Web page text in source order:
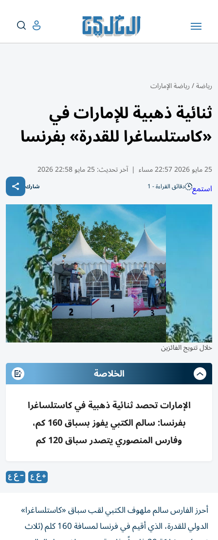
رياضة/رياضة الإمارات
ثنائية ذهبية للإمارات في
«كاستلساغرا للقدرة» بفرنسا
25 مايو 2026 22:57 مساء | آخر تحديث:25 مايو 22:58 2026
استمع دقائق القراءة - 1 شارك
خلال تتويج الفائزين
الخلاصة
الإمارات تحصد ثنائية ذهبية في كاستلساغرا
بفرنسا: سالم الكتبي يفوز بسباق 160 كم،
وفارس المنصوري يتصدر سباق 120 كم
أحرز الفارس سالم ملهوف الكتبي لقب سباق «كاستلساغرا»
الدولي للقدرة، الذي أقيم في فرنسا لمسافة 160 كلم (ثلاث